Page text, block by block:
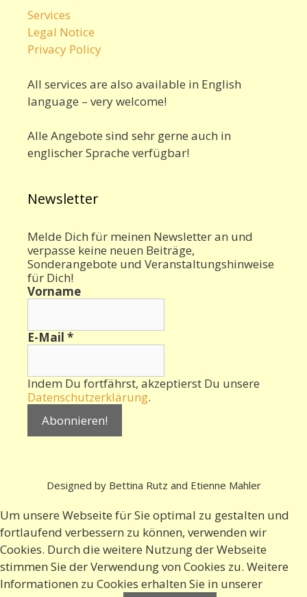
Services
Legal Notice
Privacy Policy
All services are also available in English
language – very welcome!
Alle Angebote sind sehr gerne auch in
englischer Sprache verfügbar!
Newsletter
Melde Dich für meinen Newsletter an und
verpasse keine neuen Beiträge,
Sonderangebote und Veranstaltungshinweise
für Dich!
Vorname
E-Mail *
Indem Du fortfährst, akzeptierst Du unsere
Datenschutzerklärung.
Designed by Bettina Rutz and Etienne Mahler
Um unsere Webseite für Sie optimal zu gestalten und
fortlaufend verbessern zu können, verwenden wir
Cookies. Durch die weitere Nutzung der Webseite
stimmen Sie der Verwendung von Cookies zu. Weitere
Informationen zu Cookies erhalten Sie in unserer